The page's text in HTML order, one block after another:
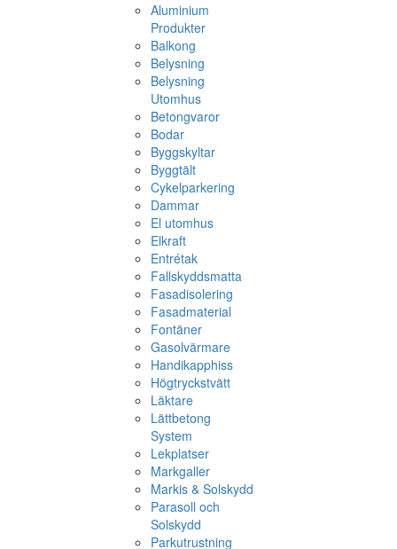
Aluminium
Produkter
Balkong
Belysning
Belysning
Utomhus
Betongvaror
Bodar
Byggskyltar
Byggtält
Cykelparkering
Dammar
El utomhus
Elkraft
Entrétak
Fallskyddsmatta
Fasadisolering
Fasadmaterial
Fontäner
Gasolvärmare
Handikapphiss
Högtryckstvätt
Läktare
Lättbetong
System
Lekplatser
Markgaller
Markis & Solskydd
Parasoll och
Solskydd
Parkutrustning